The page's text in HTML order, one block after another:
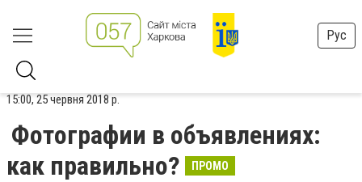
Рус
15:00, 25 червня 2018 р.
Фотографии в объявлениях:
как правильно?
ПРОМО